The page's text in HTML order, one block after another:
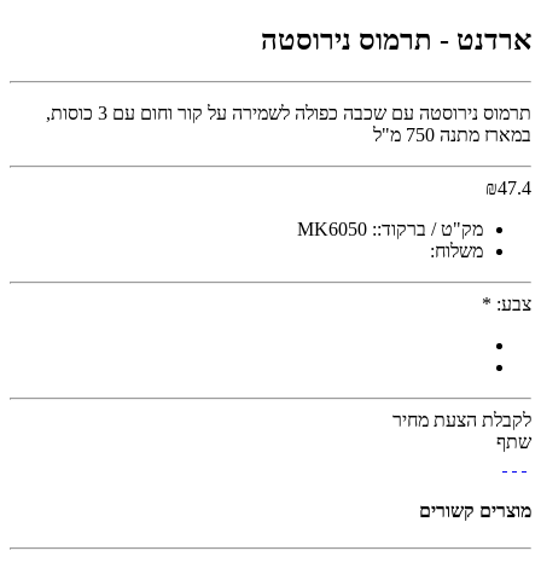
ארדנט - תרמוס נירוסטה
תרמוס נירוסטה עם שכבה כפולה לשמירה על קור וחום עם 3 כוסות,
במארז מתנה 750 מ"ל
₪47.4
מק"ט / ברקוד:: MK6050
משלוח:
צבע: *
לקבלת הצעת מחיר
שתף
מוצרים קשורים